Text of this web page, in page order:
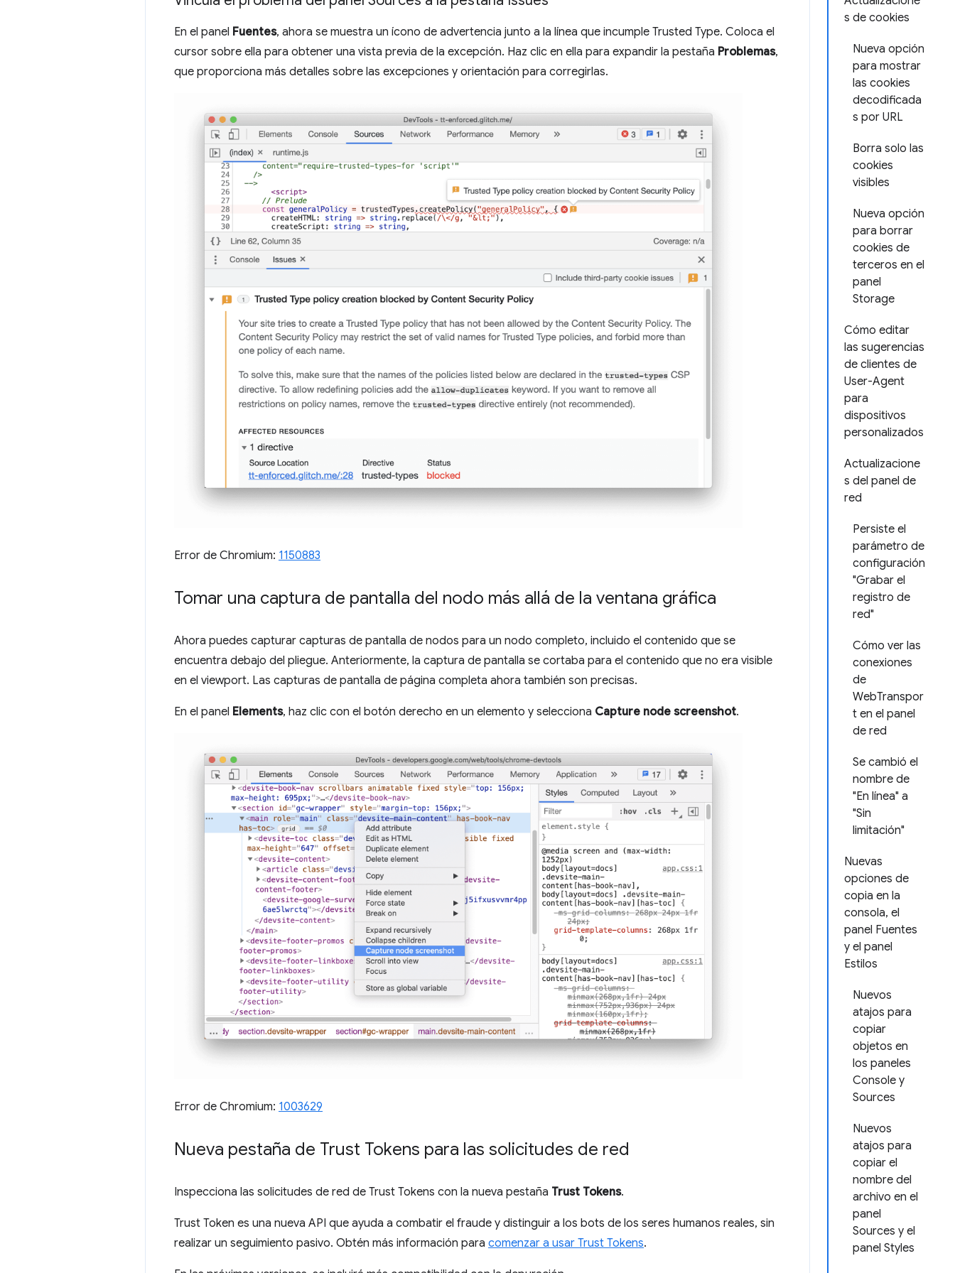
s de cookies
Nueva opción
para mostrar
las cookies
decodificada
s por URL
Borra solo las
cookies
visibles
Nueva opción
para borrar
cookies de
terceros en el
panel
Storage
Cómo editar
las sugerencias
de clientes de
User-Agent
para
dispositivos
personalizados
Actualizacione
s del panel de
red
Persiste el
parámetro de
configuración
"Grabar el
registro de
red"
Cómo ver las
conexiones
de
WebTranspor
t en el panel
de red
Se cambió el
nombre de
"En línea" a
"Sin
limitación"
Nuevas
opciones de
copia en la
consola, el
panel Fuentes
y el panel
Estilos
Nuevos
atajos para
copiar
objetos en
los paneles
Console y
Sources
Nuevos
atajos para
copiar el
nombre del
archivo en el
panel
Sources y el
panel Styles
En el panel Fuentes, ahora se muestra un ícono de advertencia junto a la línea que incumple Trusted Type. Coloca el
cursor sobre ella para obtener una vista previa de la excepción. Haz clic en ella para expandir la pestaña Problemas,
que proporciona más detalles sobre las excepciones y orientación para corregirlas.
Error de Chromium: 1150883
Tomar una captura de pantalla del nodo más allá de la ventana gráfica
Ahora puedes capturar capturas de pantalla de nodos para un nodo completo, incluido el contenido que se
encuentra debajo del pliegue. Anteriormente, la captura de pantalla se cortaba para el contenido que no era visible
en el viewport. Las capturas de pantalla de página completa ahora también son precisas.
En el panel Elements, haz clic con el botón derecho en un elemento y selecciona Capture node screenshot.
Error de Chromium: 1003629
Nueva pestaña de Trust Tokens para las solicitudes de red
Inspecciona las solicitudes de red de Trust Tokens con la nueva pestaña Trust Tokens.
Trust Token es una nueva API que ayuda a combatir el fraude y distinguir a los bots de los seres humanos reales, sin
realizar un seguimiento pasivo. Obtén más información para comenzar a usar Trust Tokens.